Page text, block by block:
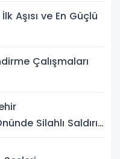
Aşısı ve En Güçlü
Çalışmaları
Silahlı Saldırı: